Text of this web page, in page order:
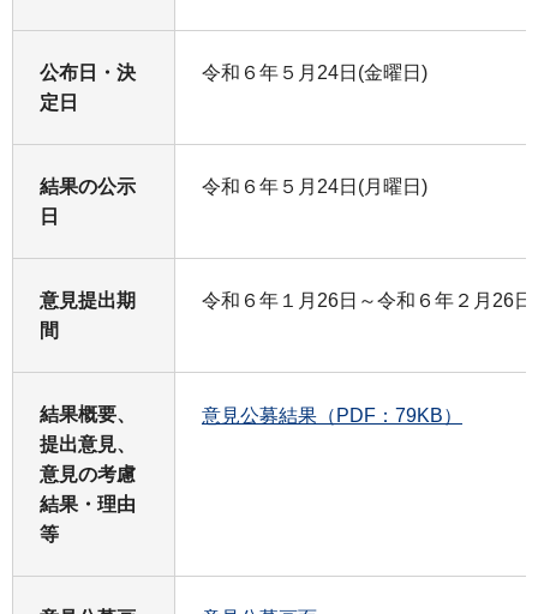
公布日・決
定日
令和６年５月24日(金曜日)
結果の公示
日
令和６年５月24日(月曜日)
意見提出期
間
令和６年１月26日～令和６年２月26日
結果概要、
提出意見、
意見の考慮
結果・理由
等
意見公募結果（PDF：79KB）